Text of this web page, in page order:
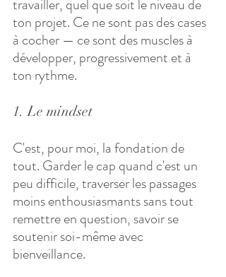
travailler, quel que soit le niveau de
ton projet. Ce ne sont pas des cases
à cocher — ce sont des muscles à
développer, progressivement et à
ton rythme.
1. Le mindset
C'est, pour moi, la fondation de
tout. Garder le cap quand c'est un
peu difficile, traverser les passages
moins enthousiasmants sans tout
remettre en question, savoir se
soutenir soi-même avec
bienveillance.